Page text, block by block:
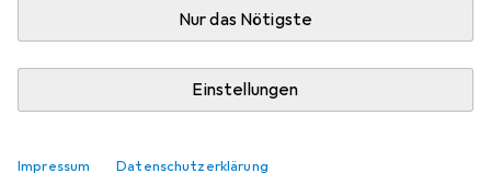
Nur das Nötigste
Einstellungen
Impressum Datenschutzerklärung
Lieferort angeben für genaue Lieferzeit